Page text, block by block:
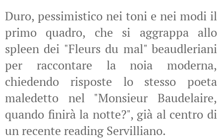
Duro, pessimistico nei toni e nei modi il
primo quadro, che si aggrappa allo
spleen dei "Fleurs du mal" beaudleriani
per raccontare la noia moderna,
chiedendo risposte lo stesso poeta
maledetto nel "Monsieur Baudelaire,
quando finirà la notte?", già al centro di
un recente reading Servilliano.